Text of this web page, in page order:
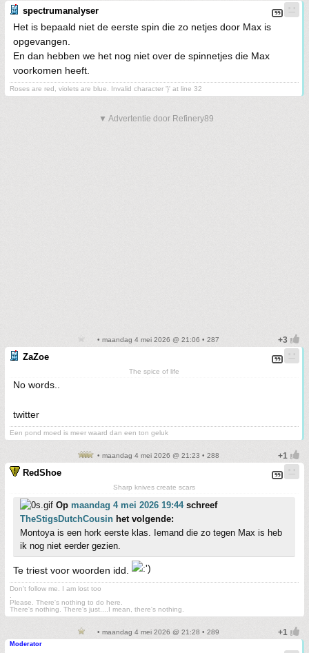
spectrumanalyser
Het is bepaald niet de eerste spin die zo netjes door Max is
opgevangen.
En dan hebben we het nog niet over de spinnetjes die Max
voorkomen heeft.
Roses are red, violets are blue. Invalid character '}' at line 32
▼ Advertentie door Refinery89
• maandag 4 mei 2026 @ 21:06 • 287
ZaZoe
The spice of life
No words..
twitter
Een pond moed is meer waard dan een ton geluk
• maandag 4 mei 2026 @ 21:23 • 288
RedShoe
Sharp knives create scars
Op maandag 4 mei 2026 19:44schreef
TheStigsDutchCousin het volgende:
Montoya is een hork eerste klas. Iemand die zo tegen Max is heb
ik nog niet eerder gezien.
Te triest voor woorden idd.
Don't follow me. I am lost too
Please. There's nothing to do here.
There's nothing. There's just....I mean, there's nothing.
• maandag 4 mei 2026 @ 21:28 • 289
Moderator